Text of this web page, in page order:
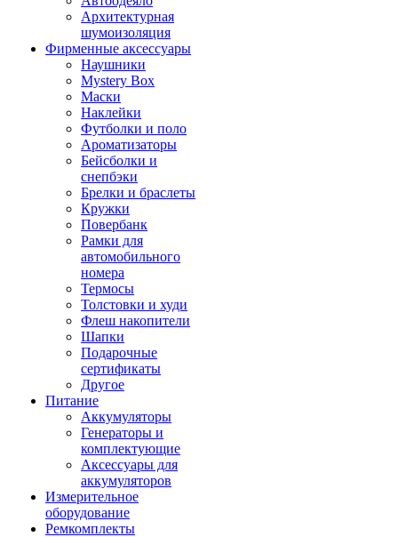
Архитектурная
шумоизоляция
Фирменные аксессуары
Наушники
Mystery Box
Маски
Наклейки
Футболки и поло
Ароматизаторы
Бейсболки и
снепбэки
Брелки и браслеты
Кружки
Повербанк
Рамки для
автомобильного
номера
Термосы
Толстовки и худи
Флеш накопители
Шапки
Подарочные
сертификаты
Другое
Питание
Аккумуляторы
Генераторы и
комплектующие
Аксессуары для
аккумуляторов
Измерительное
оборудование
Ремкомплекты